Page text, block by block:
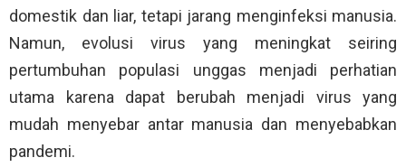
domestik dan liar, tetapi jarang menginfeksi manusia.
Namun, evolusi virus yang meningkat seiring
pertumbuhan populasi unggas menjadi perhatian
utama karena dapat berubah menjadi virus yang
mudah menyebar antar manusia dan menyebabkan
pandemi.